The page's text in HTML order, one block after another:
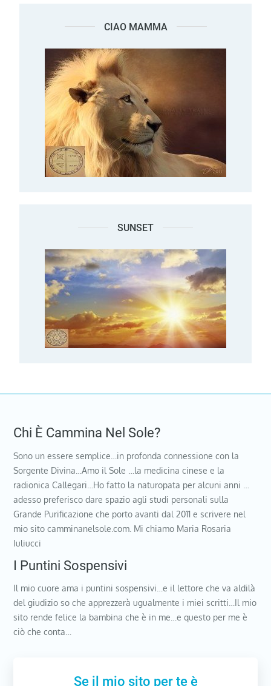
CIAO MAMMA
SUNSET
Chi È Cammina Nel Sole?
Sono un essere semplice…in profonda connessione con la
Sorgente Divina…Amo il Sole …la medicina cinese e la
radionica Callegari…Ho fatto la naturopata per alcuni anni …
adesso preferisco dare spazio agli studi personali sulla
Grande Purificazione che porto avanti dal 2011 e scrivere nel
mio sito camminanelsole.com. Mi chiamo Maria Rosaria
Iuliucci
I Puntini Sospensivi
Il mio cuore ama i puntini sospensivi…e il lettore che va aldilà
del giudizio so che apprezzerà ugualmente i miei scritti…Il mio
sito rende felice la bambina che è in me…e questo per me è
ciò che conta…
Se il mio sito per te è